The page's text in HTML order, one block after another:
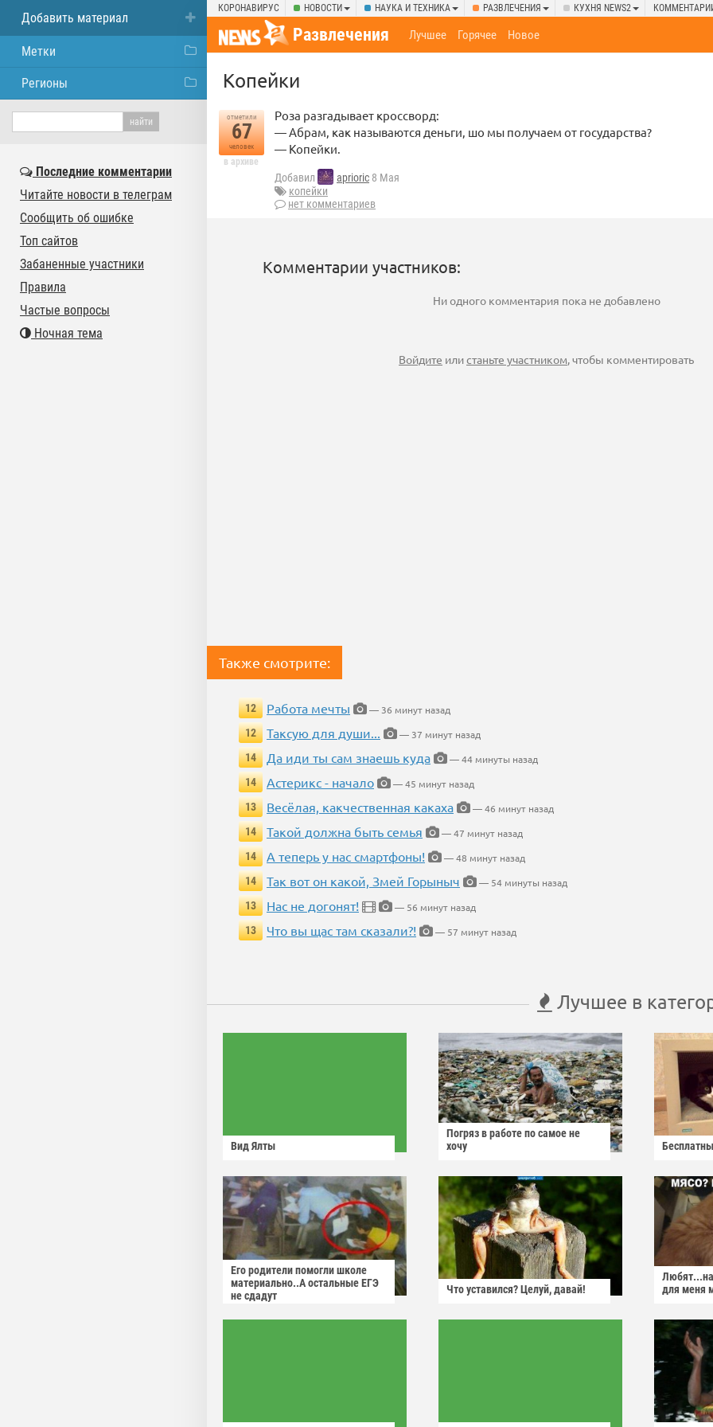
КОРОНАВИРУС НОВОСТИ НАУКА И ТЕХНИКА РАЗВЛЕЧЕНИЯ КУХНЯ NEWS2
Развлечения Лучшее Горячее Новое
Копейки
отметили
67
человек
в архиве
Роза разгадывает кроссворд:
— Абрам, как называются деньги, шо мы получаем от государства?
— Копейки.
Добавил aprioric 8 Мая
копейки
нет комментариев
Комментарии участников:
Ни одного комментария пока не добавлено
Войдите илистаньте участником, чтобы комментировать
Также смотрите:
12 Работа мечты
— 36 минут назад
12
Таксую для души...
— 37 минут назад
14
Да иди ты сам знаешь куда
— 44 минуты назад
14
Астерикс - начало
— 45 минут назад
13
Весёлая, какчественная какаха
— 46 минут назад
14
Такой должна быть семья
— 47 минут назад
14
А теперь у нас смартфоны!
— 48 минут назад
14
Так вот он какой, Змей Горыныч
— 54 минуты назад
13
Нас не догонят!
— 56 минут назад
13
Что вы щас там сказали?! — 57 минут назад
Лучшее в
Вид Ялты
Погряз в работе по самое не
хочу
Его родители помогли школе
материально..А остальные ЕГЭ
не сдадут
Что уставился? Целуй, давай!
для меня
Добавить материал
Метки
Регионы
Последние комментарии
Читайте новости в телеграм
Сообщить об ошибке
Топ сайтов
Забаненные участники
Правила
Частые вопросы
Ночная тема